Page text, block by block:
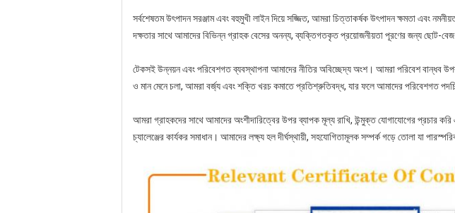
সর্বশেষতম উৎপাদন সরঞ্জাম এবং বহুমুখী লাইন দিয়ে সজ্জিত, আমরা চিত্তাকর্ষক উৎপাদন ক্ষমতা এবং
দক্ষতার সাথে আমাদের বিভিন্ন গ্রাহক বেসের অনন্য, ব্যক্তিগতকৃত প্রয়োজনীয়তা পূরণের জন্য
টেকসই উন্নয়ন এবং পরিবেশগত ব্যবস্থাপনা আমাদের নীতির অবিচ্ছেদ্য অংশ। আমরা পরিবেশ বান্ধব
ও মান মেনে চলা, আমরা বর্জ্য এবং শক্তি খরচ কমাতে প্রতিশ্রুতিবদ্ধ, যার ফলে আমাদের পরিবেশগত
আমরা গ্রাহকদের সাথে আমাদের অংশীদারিত্বের উপর ব্যাপক মূল্য রাখি, উন্মুক্ত যোগাযোগের প্রচার
চ্যালেঞ্জের কার্যকর সমাধান। আমাদের লক্ষ্য হল দীর্ঘস্থায়ী, সহযোগিতামূলক সম্পর্ক গড়ে তোলা যা